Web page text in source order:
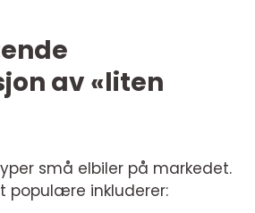
av «liten
små elbiler på markedet.
populære inkluderer: